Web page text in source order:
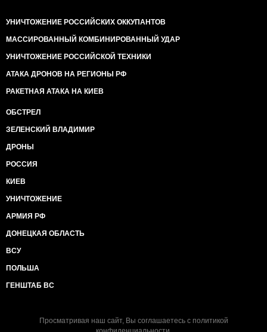
УНИЧТОЖЕНИЕ РОССИЙСКИХ ОККУПАНТОВ
МАССИРОВАННЫЙ КОМБИНИРОВАННЫЙ УДАР
УНИЧТОЖЕНИЕ РОССИЙСКОЙ ТЕХНИКИ
АТАКА ДРОНОВ НА РЕГИОНЫ РФ
РАКЕТНАЯ АТАКА НА КИЕВ
ОБСТРЕЛ
ЗЕЛЕНСКИЙ ВЛАДИМИР
ДРОНЫ
РОССИЯ
КИЕВ
УНИЧТОЖЕНИЕ
АРМИЯ РФ
ДОНЕЦКАЯ ОБЛАСТЬ
ВСУ
ПОЛЬША
ГЕНШТАБ ВС
Просматривая наш сайт, Вы соглашаетесь с политикой